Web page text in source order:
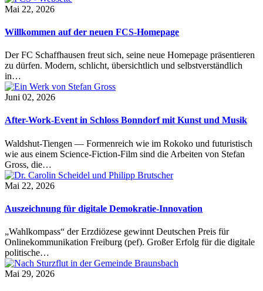
Mai 22, 2026
Willkommen auf der neuen FCS-Homepage
Der FC Schaffhausen freut sich, seine neue Homepage präsentieren
zu dürfen. Modern, schlicht, übersichtlich und selbstverständlich
in…
Juni 02, 2026
After-Work-Event in Schloss Bonndorf mit Kunst und Musik
Waldshut-Tiengen — Formenreich wie im Rokoko und futuristisch
wie aus einem Science-Fiction-Film sind die Arbeiten von Stefan
Gross, die…
Mai 22, 2026
Auszeichnung für digitale Demokratie-Innovation
„Wahlkompass“ der Erzdiözese gewinnt Deutschen Preis für
Onlinekommunikation Freiburg (pef). Großer Erfolg für die digitale
politische…
Mai 29, 2026